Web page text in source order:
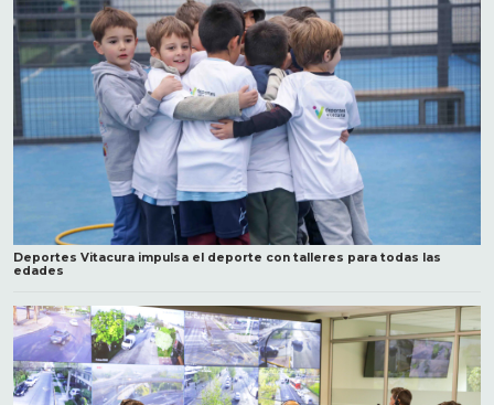
Deportes Vitacura impulsa el deporte con talleres para todas las
edades